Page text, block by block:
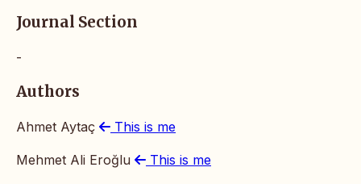
Journal Section
-
Authors
Ahmet Aytaç This is me
Mehmet Ali Eroğlu This is me